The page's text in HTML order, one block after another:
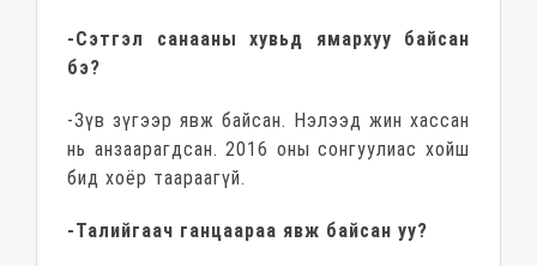
-Сэтгэл санааны хувьд ямархуу байсан
бэ?
-Зүв зүгээр явж байсан. Нэлээд жин хассан
нь анзаарагдсан. 2016 оны сонгуулиас хойш
бид хоёр таараагүй.
-Талийгаач ганцаараа явж байсан уу?